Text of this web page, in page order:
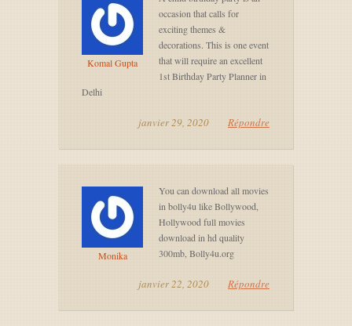
Komal Gupta
occasion that calls for
exciting themes &
decorations. This is one event
that will require an excellent
1st Birthday Party Planner in
Delhi
janvier 29, 2020 Répondre
Monika
You can download all movies
in bolly4u like Bollywood,
Hollywood full movies
download in hd quality
300mb, Bolly4u.org
janvier 22, 2020 Répondre